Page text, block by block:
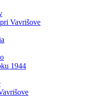
Vavrišove
1944